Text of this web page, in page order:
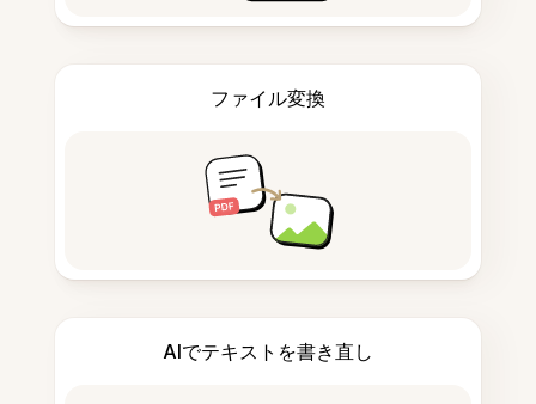
ファイル変換
AIでテキストを書き直し